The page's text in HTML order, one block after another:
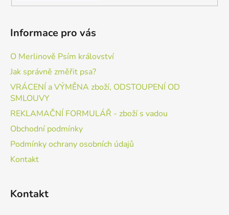
Informace pro vás
O Merlinově Psím království
Jak správně změřit psa?
VRÁCENÍ a VÝMĚNA zboží, ODSTOUPENÍ OD
SMLOUVY
REKLAMAČNÍ FORMULÁŘ - zboží s vadou
Obchodní podmínky
Podmínky ochrany osobních údajů
Kontakt
Kontakt